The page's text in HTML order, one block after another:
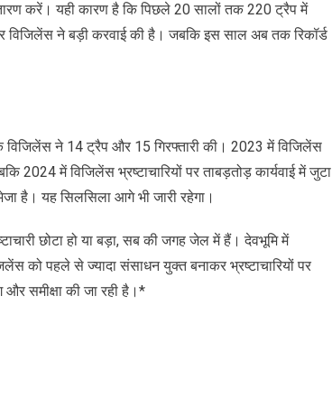
करें। यही कारण है कि पिछले 20 सालों तक 220 ट्रैप में
विजिलेंस ने बड़ी करवाई की है। जबकि इस साल अब तक रिकॉर्ड
विजिलेंस ने 14 ट्रैप और 15 गिरफ्तारी की। 2023 में विजिलेंस
2024 में विजिलेंस भ्रष्टाचारियों पर ताबड़तोड़ कार्यवाई में जुटा
है। यह सिलसिला आगे भी जारी रहेगा।
छोटा हो या बड़ा, सब की जगह जेल में हैं। देवभूमि में
को पहले से ज्यादा संसाधन युक्त बनाकर भ्रष्टाचारियों पर
और समीक्षा की जा रही है।*